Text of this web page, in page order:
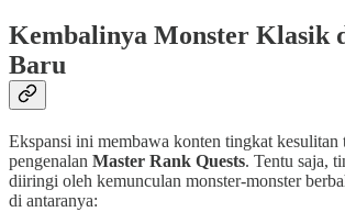
Kembalinya Monster Klasik
Baru
Ekspansi ini membawa konten tingkat kesulitan
pengenalan Master Rank Quests. Tentu saja,
diiringi oleh kemunculan monster-monster
di antaranya: